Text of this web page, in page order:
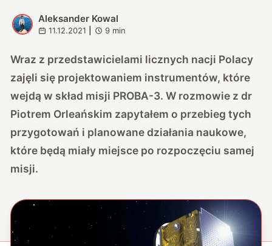
A
Aleksander Kowal
11.12.2021 9 min
Wraz z przedstawicielami licznych nacji Polacy
zajęli się projektowaniem instrumentów, które
wejdą w skład misji PROBA-3. W rozmowie z dr
Piotrem Orleańskim zapytałem o przebieg tych
przygotowań i planowane działania naukowe,
które będą miały miejsce po rozpoczęciu samej
misji.